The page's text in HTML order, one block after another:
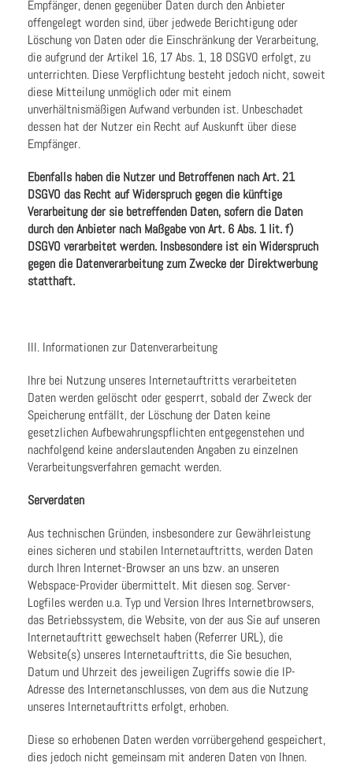
Empfänger, denen gegenüber Daten durch den Anbieter
offengelegt worden sind, über jedwede Berichtigung oder
Löschung von Daten oder die Einschränkung der Verarbeitung,
die aufgrund der Artikel 16, 17 Abs. 1, 18 DSGVO erfolgt, zu
unterrichten. Diese Verpflichtung besteht jedoch nicht, soweit
diese Mitteilung unmöglich oder mit einem
unverhältnismäßigen Aufwand verbunden ist. Unbeschadet
dessen hat der Nutzer ein Recht auf Auskunft über diese
Empfänger.
Ebenfalls haben die Nutzer und Betroffenen nach Art. 21
DSGVO das Recht auf Widerspruch gegen die künftige
Verarbeitung der sie betreffenden Daten, sofern die Daten
durch den Anbieter nach Maßgabe von Art. 6 Abs. 1 lit. f)
DSGVO verarbeitet werden. Insbesondere ist ein Widerspruch
gegen die Datenverarbeitung zum Zwecke der Direktwerbung
statthaft.
III. Informationen zur Datenverarbeitung
Ihre bei Nutzung unseres Internetauftritts verarbeiteten
Daten werden gelöscht oder gesperrt, sobald der Zweck der
Speicherung entfällt, der Löschung der Daten keine
gesetzlichen Aufbewahrungspflichten entgegenstehen und
nachfolgend keine anderslautenden Angaben zu einzelnen
Verarbeitungsverfahren gemacht werden.
Serverdaten
Aus technischen Gründen, insbesondere zur Gewährleistung
eines sicheren und stabilen Internetauftritts, werden Daten
durch Ihren Internet-Browser an uns bzw. an unseren
Webspace-Provider übermittelt. Mit diesen sog. Server-
Logfiles werden u.a. Typ und Version Ihres Internetbrowsers,
das Betriebssystem, die Website, von der aus Sie auf unseren
Internetauftritt gewechselt haben (Referrer URL), die
Website(s) unseres Internetauftritts, die Sie besuchen,
Datum und Uhrzeit des jeweiligen Zugriffs sowie die IP-
Adresse des Internetanschlusses, von dem aus die Nutzung
unseres Internetauftritts erfolgt, erhoben.
Diese so erhobenen Daten werden vorrübergehend gespeichert,
dies jedoch nicht gemeinsam mit anderen Daten von Ihnen.